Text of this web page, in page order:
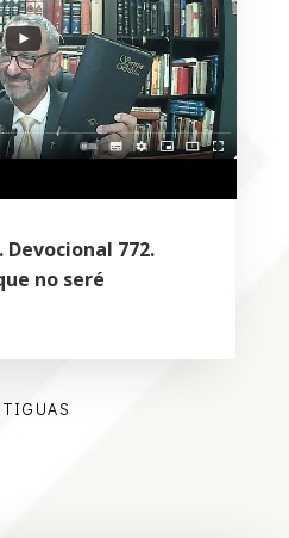
Devocional 772.
no seré